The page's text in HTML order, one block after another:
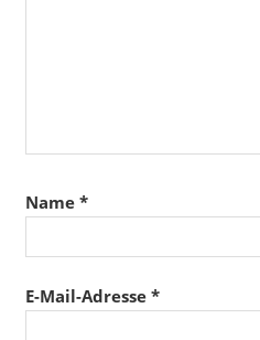
Name *
E-Mail-Adresse *